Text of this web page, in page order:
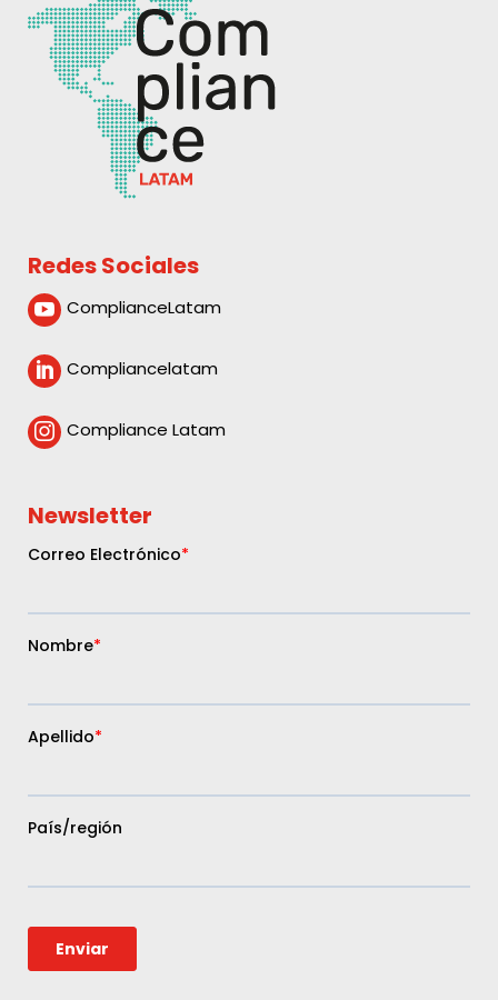
Redes Sociales
 ComplianceLatam
 Compliancelatam
 Compliance Latam
Newsletter